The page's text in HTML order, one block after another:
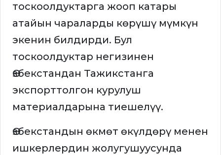
тоскоолдуктарга жооп катары
атайын чараларды көрүшү мүмкүн
экенин билдирди. Бул
тоскоолдуктар негизинен
Өзбекстандан Тажикстанга
экспорттолгон курулуш
материалдарына тиешелүү.
Өзбекстандын өкмөт өкүлдөрү менен
ишкерлердин жолугушуусунда